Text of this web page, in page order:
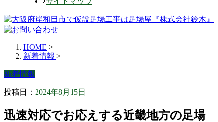
HOME >
新着情報 >
新着情報
投稿日： 2024年8月15日
迅速対応でお応えする近畿地方の足場